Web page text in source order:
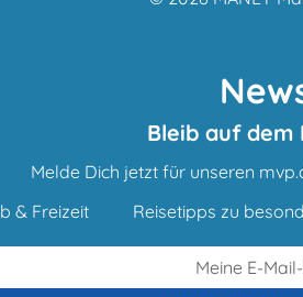
Bleib auf dem
Melde Dich jetzt für unseren
& Freizeit
Reisetipps zu